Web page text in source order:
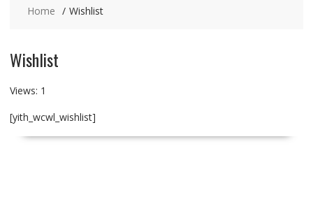
Home Wishlist
Wishlist
Views: 1
[yith_wcwl_wishlist]